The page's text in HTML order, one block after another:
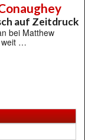
auf Zeitdruck
bei Matthew
weit …